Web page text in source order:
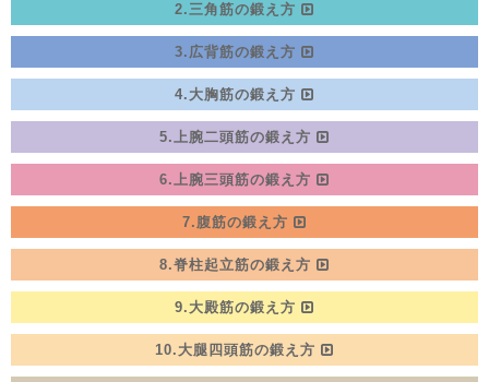
2.三角筋の鍛え方
3.広背筋の鍛え方
4.大胸筋の鍛え方
5.上腕二頭筋の鍛え方
6.上腕三頭筋の鍛え方
7.腹筋の鍛え方
8.脊柱起立筋の鍛え方
9.大殿筋の鍛え方
10.大腿四頭筋の鍛え方